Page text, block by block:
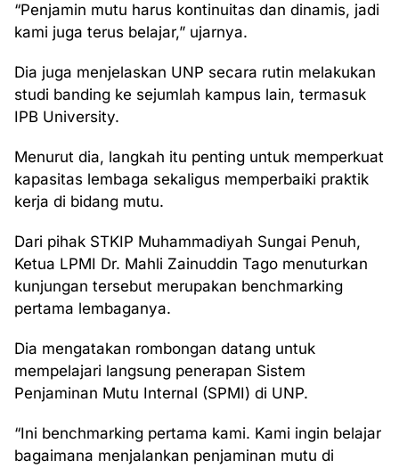
“Penjamin mutu harus kontinuitas dan dinamis, jadi
kami juga terus belajar,” ujarnya.
Dia juga menjelaskan UNP secara rutin melakukan
studi banding ke sejumlah kampus lain, termasuk
IPB University.
Menurut dia, langkah itu penting untuk memperkuat
kapasitas lembaga sekaligus memperbaiki praktik
kerja di bidang mutu.
Dari pihak STKIP Muhammadiyah Sungai Penuh,
Ketua LPMI Dr. Mahli Zainuddin Tago menuturkan
kunjungan tersebut merupakan benchmarking
pertama lembaganya.
Dia mengatakan rombongan datang untuk
mempelajari langsung penerapan Sistem
Penjaminan Mutu Internal (SPMI) di UNP.
“Ini benchmarking pertama kami. Kami ingin belajar
bagaimana menjalankan penjaminan mutu di